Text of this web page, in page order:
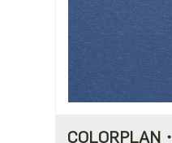
COLORPLAN・